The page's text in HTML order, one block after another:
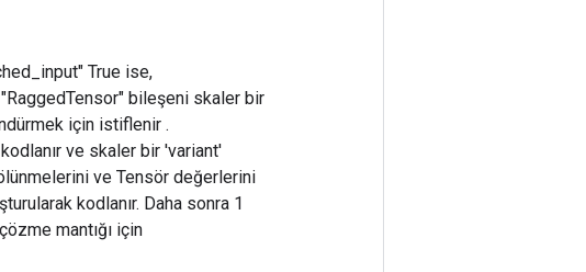
True ise,
"RaggedTensor" bileşeni skaler bir
için istiflenir .
ve skaler bir 'variant'
ve Tensör değerlerini
kodlanır. Daha sonra 1
mantığı için